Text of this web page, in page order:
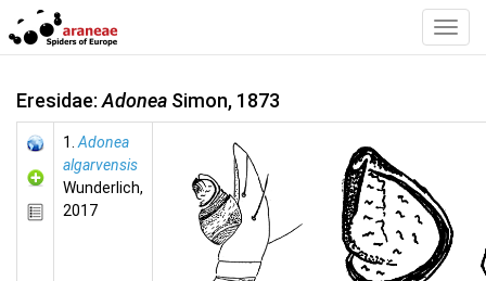
Eresidae: Adonea Simon, 1873
1. Adonea
algarvensis
Wunderlich,
2017